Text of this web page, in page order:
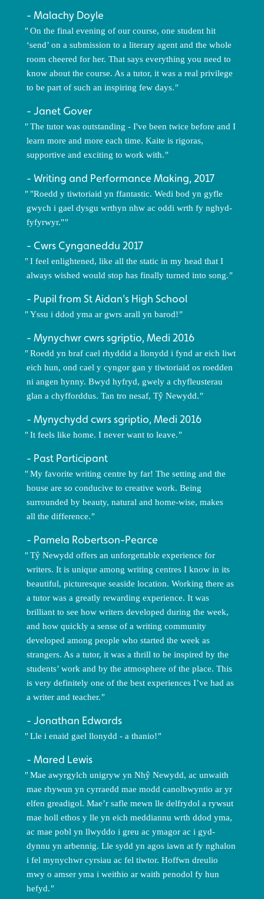
Malachy Doyle
On the final evening of our course, one student hit
‘send’ on a submission to a literary agent and the whole
room cheered for her. That says everything you need to
know about the course. As a tutor, it was a real privilege
to be part of such an inspiring few days.
Janet Gover
The tutor was outstanding - I've been twice before and I
learn more and more each time. Kaite is rigoras,
supportive and exciting to work with.
Writing and Performance Making, 2017
"Roedd y tiwtoriaid yn ffantastic. Wedi bod yn gyfle
gwych i gael dysgu wrthyn nhw ac oddi wrth fy nghyd-
fyfyrwyr."
Cwrs Cynganeddu 2017
I feel enlightened, like all the static in my head that I
always wished would stop has finally turned into song.
Pupil from St Aidan's High School
Yssu i ddod yma ar gwrs arall yn barod!
Mynychwr cwrs sgriptio, Medi 2016
Roedd yn braf cael rhyddid a llonydd i fynd ar eich liwt
eich hun, ond cael y cyngor gan y tiwtoriaid os roedden
ni angen hynny. Bwyd hyfryd, gwely a chyfleusterau
glan a chyfforddus. Tan tro nesaf, Tŷ Newydd.
Mynychydd cwrs sgriptio, Medi 2016
It feels like home. I never want to leave.
Past Participant
My favorite writing centre by far! The setting and the
house are so conducive to creative work. Being
surrounded by beauty, natural and home-wise, makes
all the difference.
Pamela Robertson-Pearce
Tŷ Newydd offers an unforgettable experience for
writers. It is unique among writing centres I know in its
beautiful, picturesque seaside location. Working there as
a tutor was a greatly rewarding experience. It was
brilliant to see how writers developed during the week,
and how quickly a sense of a writing community
developed among people who started the week as
strangers. As a tutor, it was a thrill to be inspired by the
students’ work and by the atmosphere of the place. This
is very definitely one of the best experiences I’ve had as
a writer and teacher.
Jonathan Edwards
Lle i enaid gael llonydd - a thanio!
Mared Lewis
Mae awyrgylch unigryw yn Nhŷ Newydd, ac unwaith
mae rhywun yn cyrraedd mae modd canolbwyntio ar yr
elfen greadigol. Mae’r safle mewn lle delfrydol a rywsut
mae holl ethos y lle yn eich meddiannu wrth ddod yma,
ac mae pobl yn llwyddo i greu ac ymagor ac i gyd-
dynnu yn arbennig. Lle sydd yn agos iawn at fy nghalon
i fel mynychwr cyrsiau ac fel tiwtor. Hoffwn dreulio
mwy o amser yma i weithio ar waith penodol fy hun
hefyd.